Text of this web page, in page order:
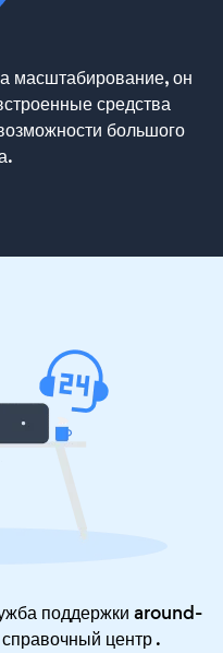
масштабирование, он
средства
большого
поддержки around-
справочный центр.